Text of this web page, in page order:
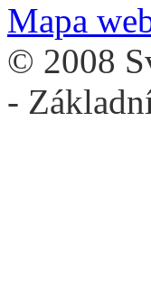
Mapa
© 2008
-